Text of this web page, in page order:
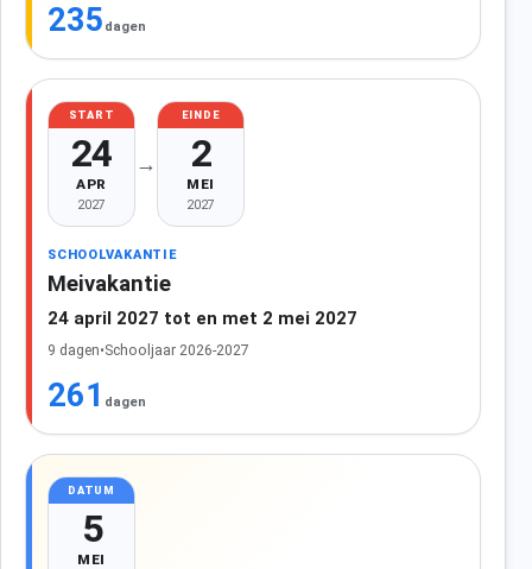
235 dagen
START
24
APR
2027
→
EINDE
2
MEI
2027
SCHOOLVAKANTIE
Meivakantie
24 april 2027 tot en met 2 mei 2027
9 dagen•Schooljaar 2026-2027
261 dagen
DATUM
5
MEI